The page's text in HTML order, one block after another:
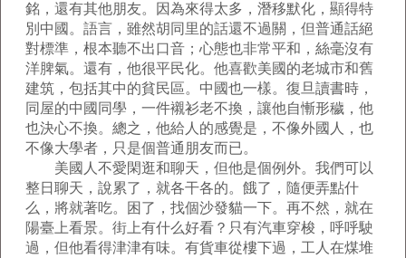
銘，還有其他朋友。因為來得太多，潛移默化，顯得特
別中國。語言，雖然胡同里的話還不過關，但普通話絕
對標準，根本聽不出口音；心態也非常平和，絲毫沒有
洋脾氣。還有，他很平民化。他喜歡美國的老城市和舊
建筑，包括其中的貧民區。中國也一樣。復旦讀書時，
同屋的中國同學，一件襯衫老不換，讓他自慚形穢，他
也決心不換。總之，他給人的感覺是，不像外國人，也
不像大學者，只是個普通朋友而已。
美國人不愛閑逛和聊天，但他是個例外。我們可以
整日聊天，說累了，就各干各的。餓了，隨便弄點什
么，將就著吃。困了，找個沙發貓一下。再不然，就在
陽臺上看景。街上有什么好看？只有汽車穿梭，呼呼駛
過，但他看得津津有味。有貨車從樓下過，工人在煤堆